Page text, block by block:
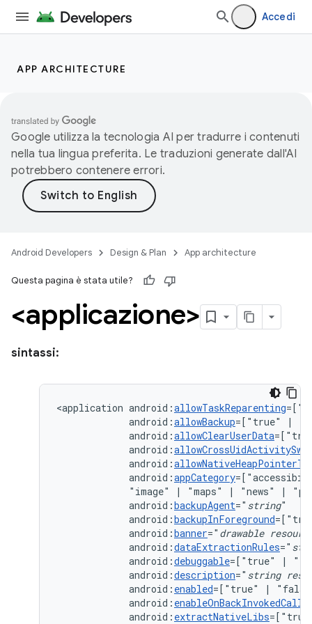
Accedi
APP ARCHITECTURE
Google utilizza la tecnologia AI per tradurre i contenuti
nella tua lingua preferita. Le traduzioni generate dall'AI
potrebbero contenere errori.
Android Developers Design & Plan App architecture
Questa pagina è stata utile?
<applicazione>
sintassi:
<application android:allowTaskReparenting
android:allowBackup=["true"
|
android:allowClearUserData
android:
android:
android:appCategory
"image"
| "maps" | "news" |
android:backupAgent=" string
android:backupInForeground
android:banner=" drawable
android:dataExtractionRules="
android:debuggable=["true"
|
android:description=" string
android: enabled=["true"
|
android:
android: extractNativeLibs